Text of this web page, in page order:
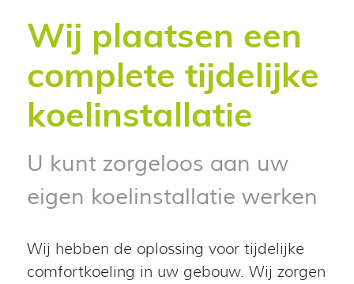
Wij plaatsen een
complete tijdelijke
koelinstallatie
U kunt zorgeloos aan uw
eigen koelinstallatie werken
Wij hebben de oplossing voor tijdelijke
comfortkoeling in uw gebouw. Wij zorgen